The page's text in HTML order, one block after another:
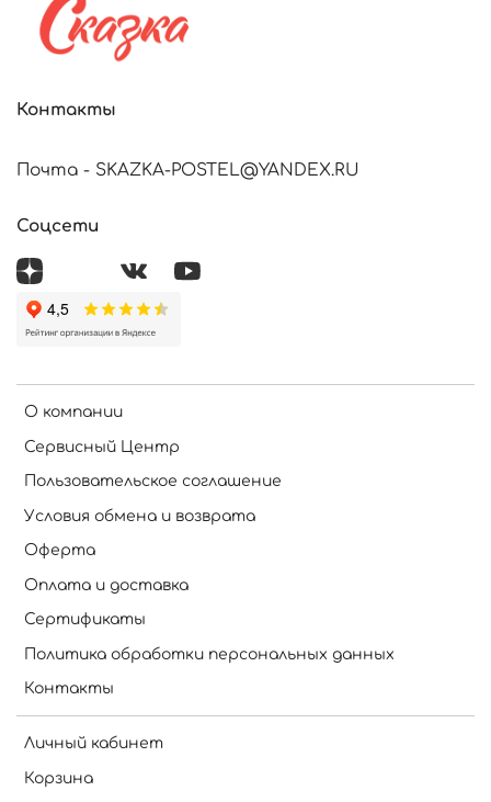
О компании
Сервисный Центр
Пользовательское соглашение
Условия обмена и возврата
Оферта
Оплата и доставка
Сертификаты
Политика обработки персональных данных
Контакты
Личный кабинет
Корзина
Контакты
Почта - SKAZKA-POSTEL@YANDEX.RU
Соцсети